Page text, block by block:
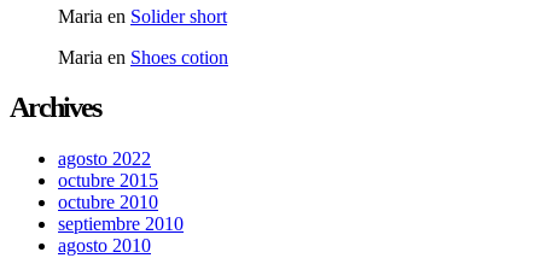
Maria en Solider short
Maria en Shoes cotion
Archives
agosto 2022
octubre 2015
octubre 2010
septiembre 2010
agosto 2010